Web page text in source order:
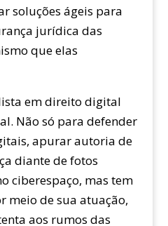
soluções ágeis para
jurídica das
que elas
em direito digital
Não só para defender
apurar autoria de
diante de fotos
ciberespaço, mas tem
meio de sua atuação,
aos rumos das